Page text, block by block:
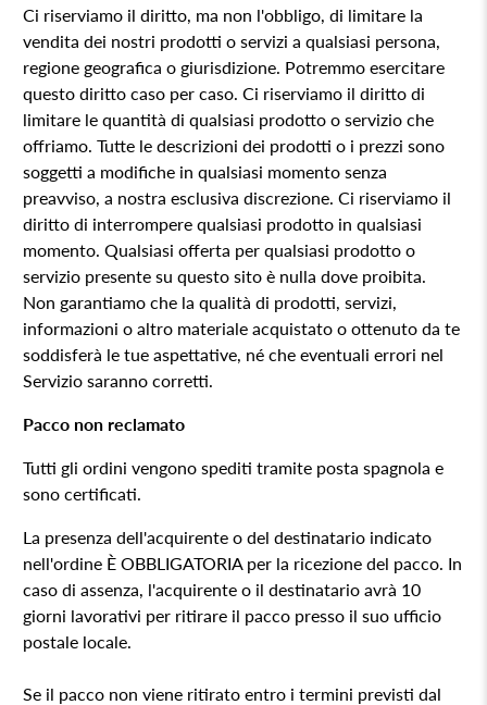
Ci riserviamo il diritto, ma non l'obbligo, di limitare la
vendita dei nostri prodotti o servizi a qualsiasi persona,
regione geografica o giurisdizione. Potremmo esercitare
questo diritto caso per caso. Ci riserviamo il diritto di
limitare le quantità di qualsiasi prodotto o servizio che
offriamo. Tutte le descrizioni dei prodotti o i prezzi sono
soggetti a modifiche in qualsiasi momento senza
preavviso, a nostra esclusiva discrezione. Ci riserviamo il
diritto di interrompere qualsiasi prodotto in qualsiasi
momento. Qualsiasi offerta per qualsiasi prodotto o
servizio presente su questo sito è nulla dove proibita.
Non garantiamo che la qualità di prodotti, servizi,
informazioni o altro materiale acquistato o ottenuto da te
soddisferà le tue aspettative, né che eventuali errori nel
Servizio saranno corretti.
Pacco non reclamato
Tutti gli ordini vengono spediti tramite posta spagnola e
sono certificati.
La presenza dell'acquirente o del destinatario indicato
nell'ordine È OBBLIGATORIA per la ricezione del pacco. In
caso di assenza, l'acquirente o il destinatario avrà 10
giorni lavorativi per ritirare il pacco presso il suo ufficio
postale locale.
Se il pacco non viene ritirato entro i termini previsti dal